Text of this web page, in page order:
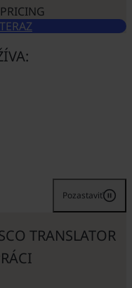
Pozastaviť
TRANSLATOR